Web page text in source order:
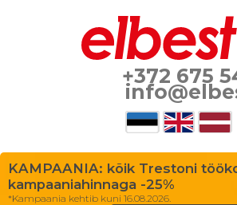
+372 675
KAMPAANIA: kõik Trestoni
kampaaniahinnaga -25%
*Kampaania kehtib kuni 16.08.2026.